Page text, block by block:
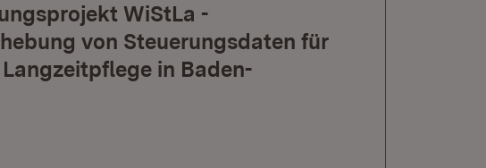
WiStLa -
von Steuerungsdaten für
in Baden-